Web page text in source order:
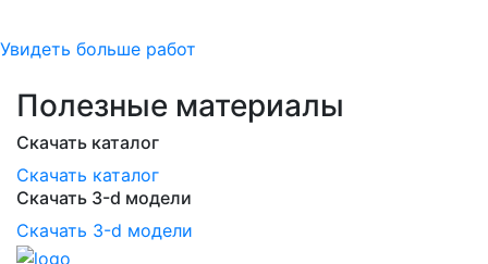
Увидеть больше работ
Полезные материалы
Скачать каталог
Скачать каталог
Скачать 3-d модели
Скачать 3-d модели